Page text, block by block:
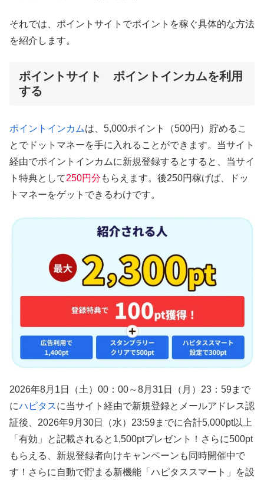
それでは、ポイントサイトでポイントを稼ぐ具体的な方法
を紹介します。
ポイントサイト ポイントインカムを利用
する
ポイントインカムは、5,000ポイント（500円）貯めるこ
とでドットマネーを手に入れることができます。当サイト
経由でポイントインカムに新規登録するとすると、当サイ
ト特典として250円分 もらえます。後250円稼げば、ドッ
トマネーをゲットできるわけです。
2026年8月1日（土）00：00～8月31日（月）23：59まで
にハピタスに当サイト経由で新規登録とメールアドレス認
証後、2026年9月30日（水）23:59までに合計5,000pt以上
「有効」と記載されると1,500ptプレゼント！さらに500pt
もらえる、新規登録者向けキャンペーンも同時開催中で
す！さらに自動で貯まる新機能「ハピタススマート」を設